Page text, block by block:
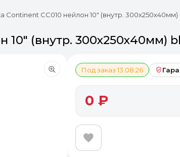
Continent CC010 нейлон 10" (внутр.
10" (внутр. 300х250х40мм)
Под заказ 13.08.26
0 ₽